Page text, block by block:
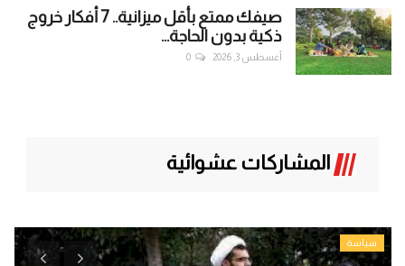
صيفك ممتع بأقل ميزانية.. 7 أفكار خروج
ذكية بدون الحاجة...
أغسطس 3, 2026 0
المشاركات عشوائية
سياسة